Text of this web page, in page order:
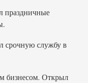
праздничные
срочную службу в
бизнесом. Открыл